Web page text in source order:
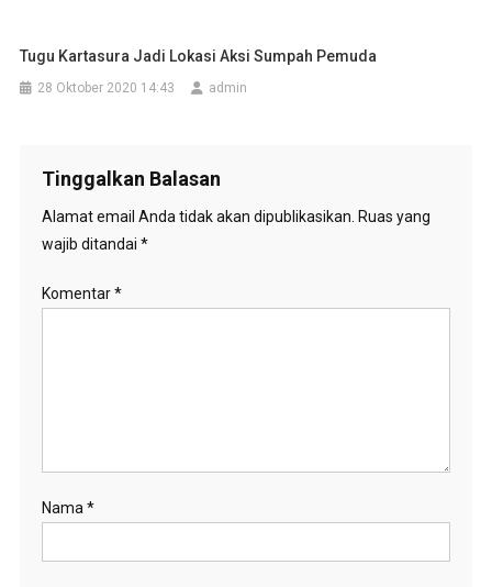
Tugu Kartasura Jadi Lokasi Aksi Sumpah Pemuda
28 Oktober 2020 14:43 admin
Tinggalkan Balasan
Alamat email Anda tidak akan dipublikasikan. Ruas yang
wajib ditandai *
Komentar*
Nama *